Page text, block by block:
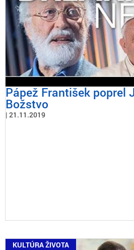
Pápež František poprel
Božstvo
21.11.2019
KULTÚRA ŽIVOTA